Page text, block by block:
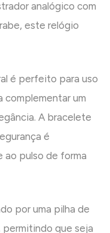
analógico com
este relógio
é perfeito para uso
complementar um
A bracelete
é
ao pulso de forma
por uma pilha de
permitindo que seja